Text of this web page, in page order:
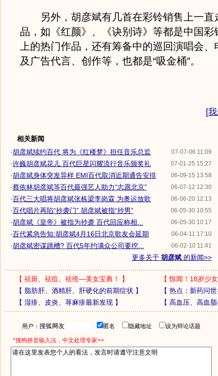
另外，胡彦斌有几首在彩铃销售上一直
品，如《红颜》、《诀别诗》等都是中国彩
上的热门作品，还有筹备中的巡回演唱会、
及广告代言、创作等，也都是“吸金桶”。
[
相关新闻
07-07-06 11:09
·胡彦斌续约百代 将为《红楼梦》担任音乐总监
07-01-25 15:27
·许巍胡彦斌花儿 百代巨星闪耀流行音乐颁奖礼
06-09-15 13:58
·胡彦斌身体突发异样 EMI百代取消近期通告安排
06-07-12 12:30
·蔡依林胡彦斌等百代最强艺人助力“志愿北京”
06-06-20 12:13
·百代三大唱将胡彦斌张栋梁李岗霖 为奥运放歌
06-05-30 10:55
·百代唱片再陷“抄袭门” 胡彦斌被指“抄男”
06-05-30 10:17
·胡彦斌《皇帝》被指为抄袭 百代回应称相...
06-04-11 17:10
·百代紧急告知:胡彦斌4月16日北京歌友会延期
06-02-10 11:41
·胡彦斌密谋跳槽? 百代5年约满众公司要挖...
更多关于 胡彦斌 的新闻>>
【 祛斑、祛痘、祛疮—美女宝典！ 】 【惊闻！18岁少
【 脂肪肝、酒精肝、肝硬化的前期症状 】 【 热点：新药问
【 湿疹、皮炎、荨麻疹最新发现】 【 高血压、高血
用户： 匿名 隐藏地址 设为辩论话题
*搜狗拼音输入法，中文处理专家>>